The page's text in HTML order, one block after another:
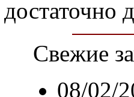
достаточно
Свежие
08/02/